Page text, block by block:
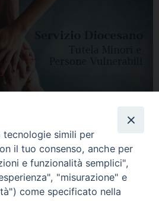
CURIA VESCOVILE NEWS
simili per
il tuo consenso, anche per
e funzionalità semplici",
"misurazione" e
come specificato nella